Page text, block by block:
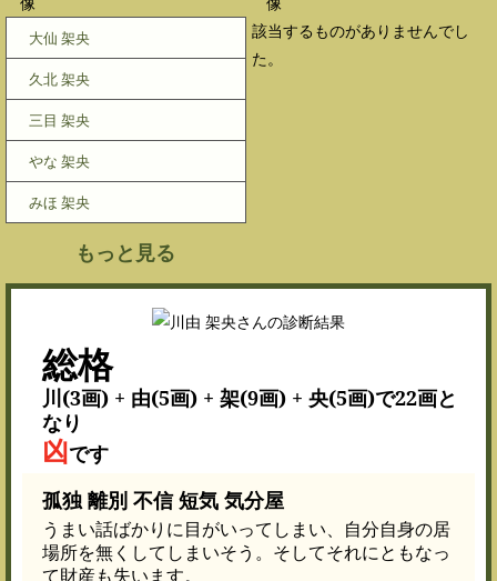
大仙 架央
久北 架央
三目 架央
やな 架央
みほ 架央
もっと見る
該当するものがありませんでし
た。
総格
川(3画) + 由(5画) + 架(9画) + 央(5画)で22画と
なり
凶です
孤独 離別 不信 短気 気分屋
うまい話ばかりに目がいってしまい、自分自身の居
場所を無くしてしまいそう。そしてそれにともなっ
て財産も失います。